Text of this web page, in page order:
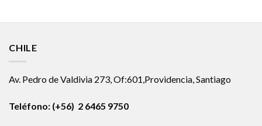
CHILE
Av. Pedro de Valdivia 273, Of:601,Providencia, Santiago
Teléfono: (+56) 2 6465 9750